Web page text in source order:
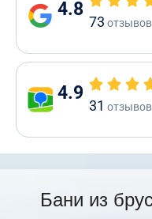
4.8
73 отзывов
4.9
31 отзывов
Бани из